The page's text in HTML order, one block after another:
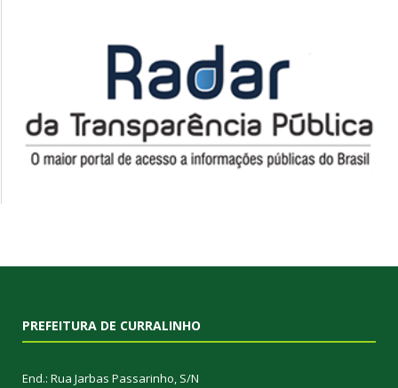
PREFEITURA DE CURRALINHO
End.: Rua Jarbas Passarinho, S/N